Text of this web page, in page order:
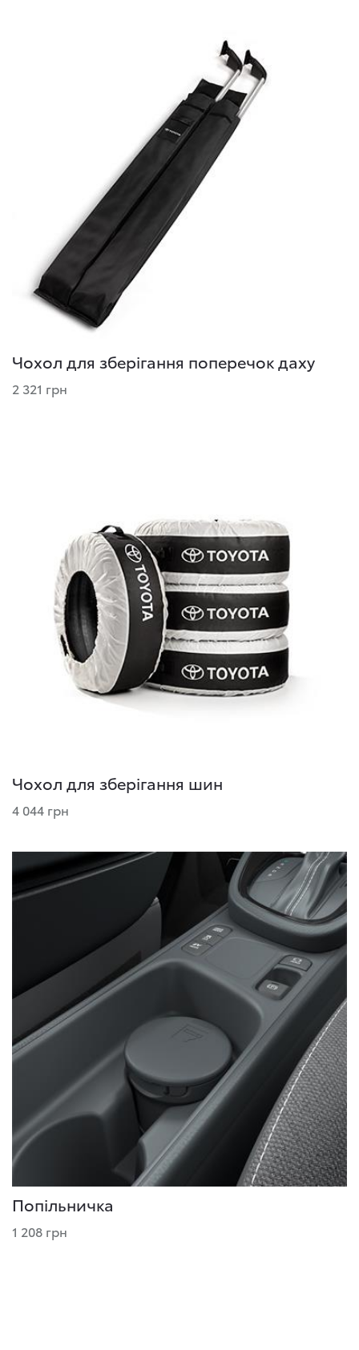
Чохол для зберігання поперечок даху
2 321 грн
Чохол для зберігання шин
4 044 грн
Попільничка
1 208 грн